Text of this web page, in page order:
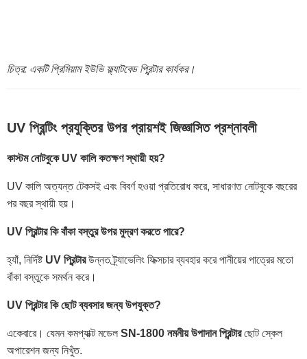
চিত্র: একটি প্রিমিয়াম ইউভি ফ্ল্যাটবেড প্রিন্টার কার্যকর।
UV প্রিন্টিং প্রযুক্তির উপর প্রায়শই জিজ্ঞাসিত প্রশ্নাবলী
কাস্টম নোটবুকে UV কালি কতক্ষণ স্থায়ী হয়?
UV কালি অত্যন্ত টেকসই এবং বিবর্ণ হওয়া প্রতিরোধ করে, সাধারণত নোটবুকে বছরের
পর বছর স্থায়ী হয়।
UV প্রিন্টার কি বাঁকা বস্তুর উপর মুদ্রণ করতে পারে?
হ্যাঁ, নির্দিষ্ট UV প্রিন্টারউন্নত ট্র্যাভেলিং ফিক্সচার ব্যবহার করে পানীয়ের পাত্রের মতো
বাঁকা বস্তুকে সমর্থন করে।
UV প্রিন্টার কি ছোট ব্যবসার জন্য উপযুক্ত?
একেবারে। যেমন কমপ্যাক্ট মডেল SN-1800 নমনীয় উপাদান প্রিন্টারছোট স্কেল
অপারেশন জন্য নিখুঁত.